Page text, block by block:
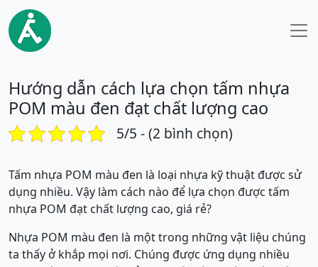
Hướng dẫn cách lựa chọn tấm nhựa
POM màu đen đạt chất lượng cao
5/5 - (2 bình chọn)
Tấm nhựa POM màu đen là loại nhựa kỹ thuật được sử
dụng nhiều. Vậy làm cách nào để lựa chọn được tấm
nhựa POM đạt chất lượng cao, giá rẻ?
Nhựa POM màu đen là một trong những vật liệu chúng
ta thấy ở khắp mọi nơi. Chúng được ứng dụng nhiều